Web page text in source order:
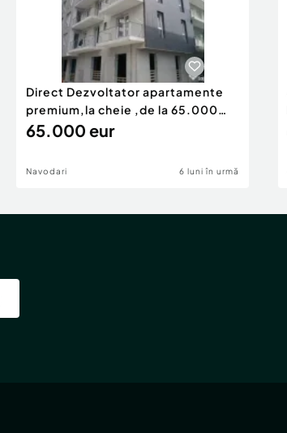
Direct Dezvoltator apartamente
premium,la cheie ,de la 65.000
eur
65.000 eur
Navodari 6 luni în urmă